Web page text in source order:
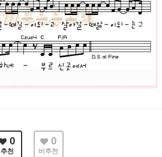
0
추천
0
비추천